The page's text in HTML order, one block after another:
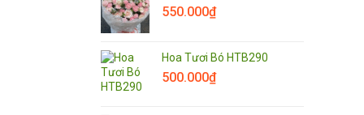
550.000₫
Hoa Tươi Bó HTB290
500.000₫